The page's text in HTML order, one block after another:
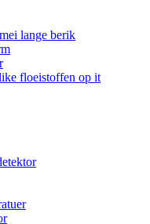
lange berik
floeistoffen op it